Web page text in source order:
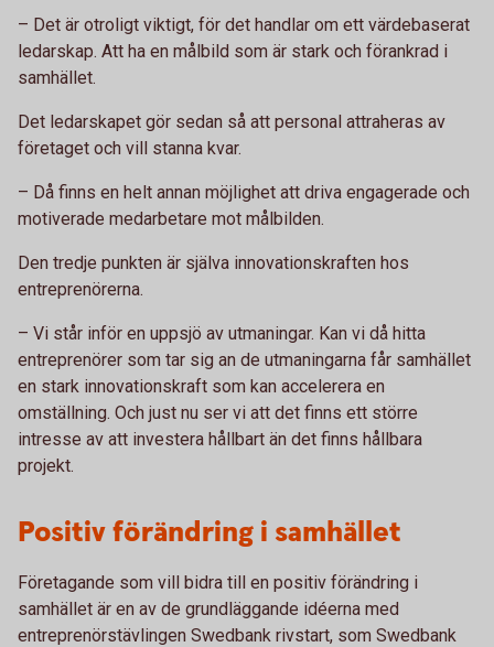
– Det är otroligt viktigt, för det handlar om ett värdebaserat
ledarskap. Att ha en målbild som är stark och förankrad i
samhället.
Det ledarskapet gör sedan så att personal attraheras av
företaget och vill stanna kvar.
– Då finns en helt annan möjlighet att driva engagerade och
motiverade medarbetare mot målbilden.
Den tredje punkten är själva innovationskraften hos
entreprenörerna.
– Vi står inför en uppsjö av utmaningar. Kan vi då hitta
entreprenörer som tar sig an de utmaningarna får samhället
en stark innovationskraft som kan accelerera en
omställning. Och just nu ser vi att det finns ett större
intresse av att investera hållbart än det finns hållbara
projekt.
Positiv förändring i samhället
Företagande som vill bidra till en positiv förändring i
samhället är en av de grundläggande idéerna med
entreprenörstävlingen Swedbank rivstart, som Swedbank